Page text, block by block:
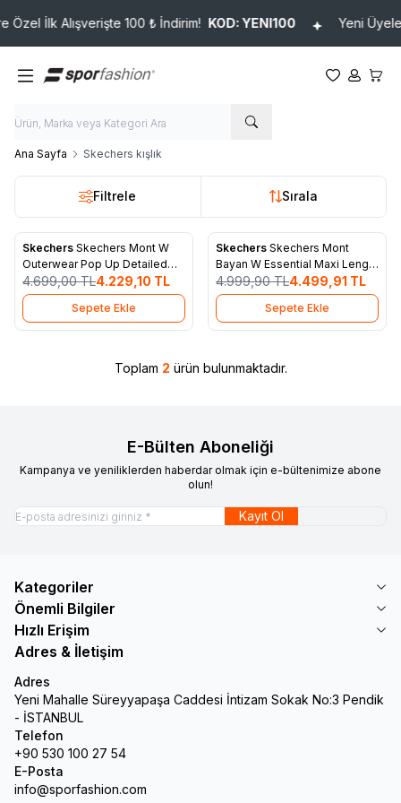
İlk Alışverişte 100 ₺ İndirim!KOD: YENI100 Yeni
Favorilerim
Hesabım
Ana Sayfa Skechers kışlık
Filtrele Sırala
%10
Favorilere Ekle
Skechers Skechers Mont W
Outerwear Pop Up Detailed
S231240-100
4.699,00TL4.229,10 TL
Sepete Ekle
%10
Favorilere Ekle
Skechers Skechers Mont
Bayan W Essential Maxi Length
S212005-102
4.999,90TL4.499,91 TL
Sepete Ekle
Toplam 2 ürün bulunmaktadır.
E-Bülten Aboneliği
Kampanya ve yeniliklerden haberdar olmak için e-bültenimize abone
olun!
Kayıt Ol
Kategoriler
Önemli Bilgiler
Hızlı Erişim
Adres & İletişim
Adres
Yeni Mahalle Süreyyapaşa Caddesi İntizam Sokak No:3 Pendik
- İSTANBUL
Telefon
+90 530 100 27 54
E-Posta
info@sporfashion.com